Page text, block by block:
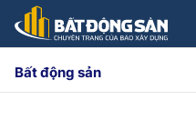
Bất động sản